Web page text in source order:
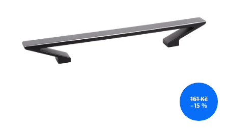
161 Kč
–15 %